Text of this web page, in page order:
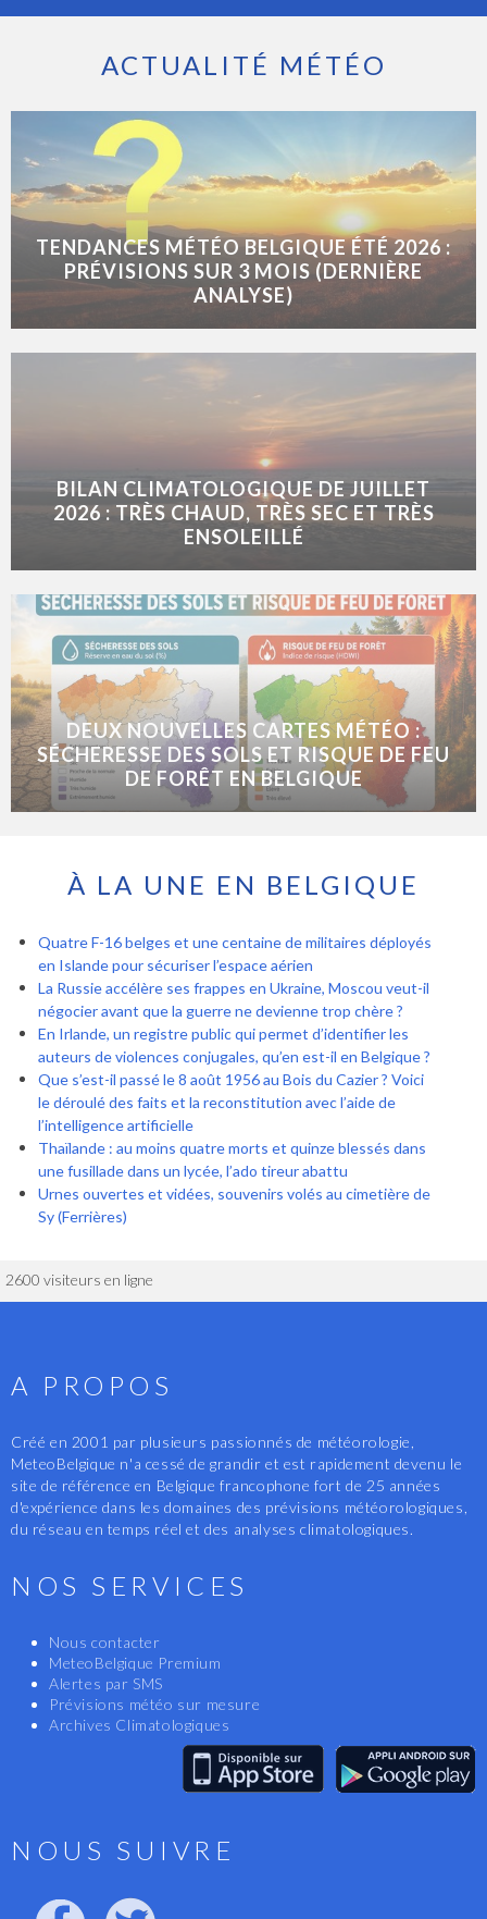
ACTUALITÉ MÉTÉO
TENDANCES MÉTÉO BELGIQUE ÉTÉ 2026 :
PRÉVISIONS SUR 3 MOIS (DERNIÈRE
ANALYSE)
BILAN CLIMATOLOGIQUE DE JUILLET
2026 : TRÈS CHAUD, TRÈS SEC ET TRÈS
ENSOLEILLÉ
DEUX NOUVELLES CARTES MÉTÉO :
SÉCHERESSE DES SOLS ET RISQUE DE FEU
DE FORÊT EN BELGIQUE
À LA UNE EN BELGIQUE
Quatre F-16 belges et une centaine de militaires déployés
en Islande pour sécuriser l’espace aérien
La Russie accélère ses frappes en Ukraine, Moscou veut-il
négocier avant que la guerre ne devienne trop chère ?
En Irlande, un registre public qui permet d’identifier les
auteurs de violences conjugales, qu’en est-il en Belgique ?
Que s’est-il passé le 8 août 1956 au Bois du Cazier ? Voici
le déroulé des faits et la reconstitution avec l’aide de
l’intelligence artificielle
Thaïlande : au moins quatre morts et quinze blessés dans
une fusillade dans un lycée, l’ado tireur abattu
Urnes ouvertes et vidées, souvenirs volés au cimetière de
Sy (Ferrières)
2600 visiteurs en ligne
A PROPOS
Créé en 2001 par plusieurs passionnés de météorologie,
MeteoBelgique n'a cessé de grandir et est rapidement devenu le
site de référence en Belgique francophone fort de 25 années
d'expérience dans les domaines des prévisions météorologiques,
du réseau en temps réel et des analyses climatologiques.
NOS SERVICES
Nous contacter
MeteoBelgique Premium
Alertes par SMS
Prévisions météo sur mesure
Archives Climatologiques
NOUS SUIVRE